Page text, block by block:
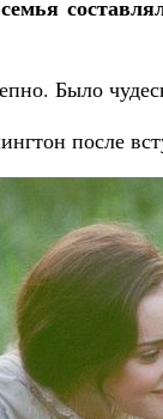
Было
после